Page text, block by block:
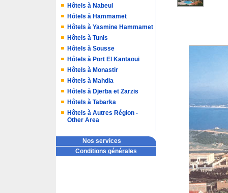
Hôtels à Nabeul
Hôtels à Hammamet
Hôtels à Yasmine Hammamet
Hôtels à Tunis
Hôtels à Sousse
Hôtels à Port El Kantaoui
Hôtels à Monastir
Hôtels à Mahdia
Hôtels à Djerba et Zarzis
Hôtels à Tabarka
Hôtels à Autres Région -
Other Area
Nos services
Conditions générales